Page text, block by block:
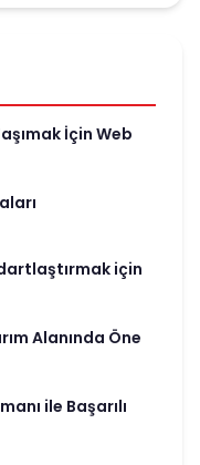
İçin Web
için
Alanında Öne
ile Başarılı